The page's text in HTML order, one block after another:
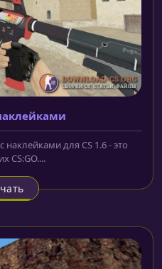
для CS 1.6 - это
CS:GO....